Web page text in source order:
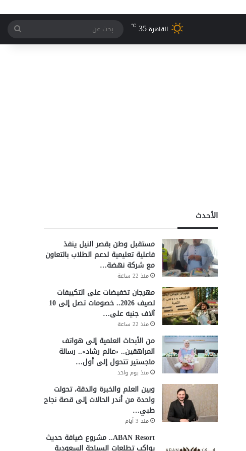
القاهرة35
℃
عن
الأحدث
مستقبل وطن بقصر النيل ينفذ
فاعلية تعليمية لدعم الطلاب بالتعاون
مع شركة نهضة…
منذ 22 ساعة
مهرجان تخفيضات على التكييفات
لصيف 2026.. خصومات تصل إلى 10
آلاف جنيه على…
منذ 22 ساعة
من الأبحاث العلمية إلى هواتف
المراهقين.. «عالم رشاد».. رسالة
ماجستير تتحول إلى أول…
منذ يوم واحد
وبين العلم والخبرة والدقة، تحولت
واحدة من أندر الحالات إلى قصة نجاح
طبي…
منذ 3 أيام
ABAN Resort.. مشروع ضيافة حديث
يواكب تطلعات السياحة السعودية